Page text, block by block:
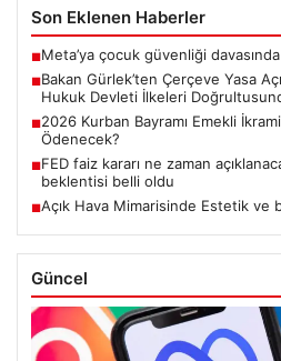
Son Eklenen Haberler
■Meta’ya çocuk güvenliği
■Bakan Gürlek’ten Çerçeve Yasa
Hukuk Devleti İlkeleri
■2026 Kurban Bayramı Emekli
Ödenecek?
■FED faiz kararı ne zaman
beklentisi belli oldu
■Açık Hava Mimarisinde Estetik ve
Güncel